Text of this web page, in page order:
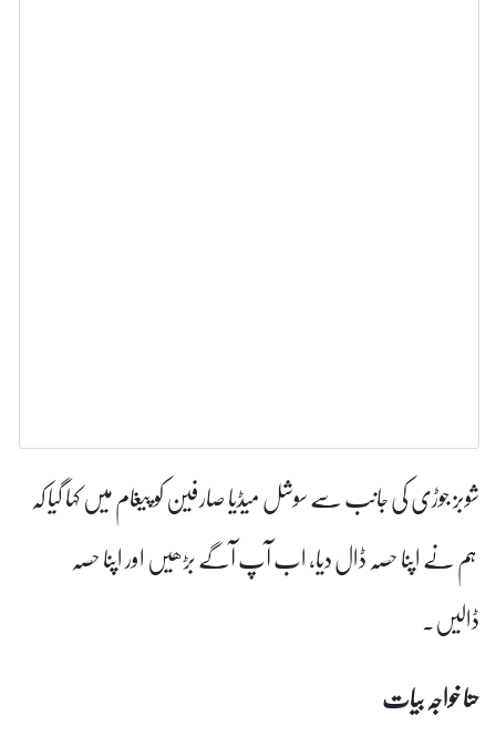
سے سوشل میڈیا صارفین کو پیغام میں کہا گیا کہ
دیا، اب آپ آگے بڑھیں اور اپنا حصہ